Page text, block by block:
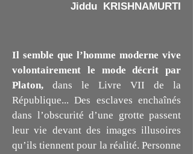
Jiddu KRISHNAMURTI
Il semble que l’homme moderne vive
volontairement le mode décrit par
Platon, dans le Livre VII de la
République... Des esclaves enchaînés
dans l’obscurité d’une grotte passent
leur vie devant des images illusoires
qu’ils tiennent pour la réalité. Personne